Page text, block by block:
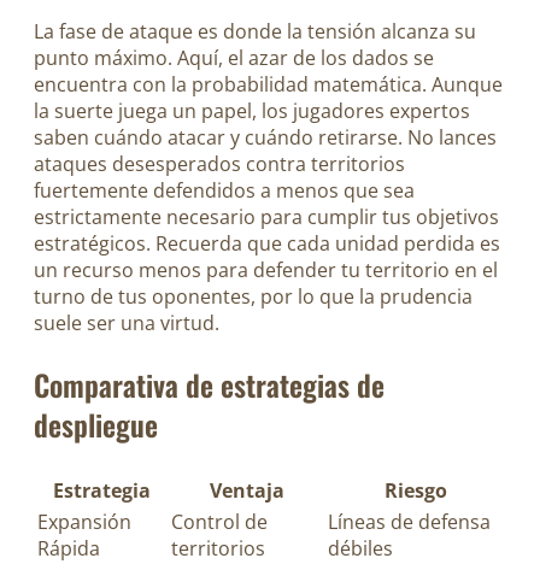
La fase de ataque es donde la tensión alcanza su
punto máximo. Aquí, el azar de los dados se
encuentra con la probabilidad matemática. Aunque
la suerte juega un papel, los jugadores expertos
saben cuándo atacar y cuándo retirarse. No lances
ataques desesperados contra territorios
fuertemente defendidos a menos que sea
estrictamente necesario para cumplir tus objetivos
estratégicos. Recuerda que cada unidad perdida es
un recurso menos para defender tu territorio en el
turno de tus oponentes, por lo que la prudencia
suele ser una virtud.
Comparativa de estrategias de
despliegue
Estrategia Ventaja
Riesgo
Expansión
Rápida
Control de
territorios
Líneas de defensa
débiles